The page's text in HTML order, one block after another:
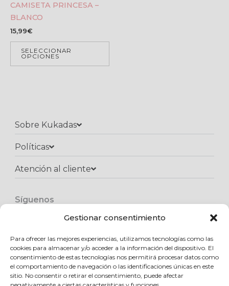
Gestionar consentimiento
Para ofrecer las mejores experiencias, utilizamos tecnologías como las
cookies para almacenar y/o acceder a la información del dispositivo. El
consentimiento de estas tecnologías nos permitirá procesar datos como
el comportamiento de navegación o las identificaciones únicas en este
sitio. No consentir o retirar el consentimiento, puede afectar
CAMISETA PRINCESA –
BLANCO
15,99€
SELECCIONAR
OPCIONES
Sobre Kukadas
Políticas
Atención al cliente​
Síguenos
e
b
o
o
k
t
a
g
r
a
m
h
t
s
a
p
p
Copyright © 2025 Kukadas.com | Todos los derechos reservados